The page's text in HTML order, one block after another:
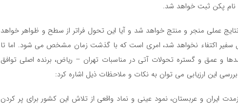
نام پکن ثبت خواهد شد.
نتایج عملی منجر و منتج خواهد شد و آیا این تحول فراتر از سطح و ظواهر خواهد
سفیر اکتفاء نخواهد شد، امری است که با گذشت زمان مشخص می شود. اما تا
و عمق و گستره تحولات آتی در مناسبات تهران – ریاض، برنده اصلی توافق
این ارزیابی می توان به نکات و ملاحظات ذیل اشاره کرد:
ایران و عربستان، نمود عینی و نماد واقعی از تلاش این کشور برای پر کردن